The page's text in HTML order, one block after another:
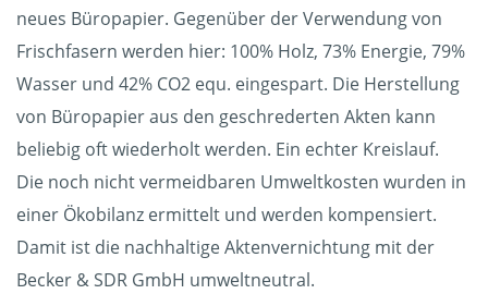
neues Büropapier. Gegenüber der Verwendung von
Frischfasern werden hier: 100% Holz, 73% Energie, 79%
Wasser und 42% CO2 equ. eingespart. Die Herstellung
von Büropapier aus den geschrederten Akten kann
beliebig oft wiederholt werden. Ein echter Kreislauf.
Die noch nicht vermeidbaren Umweltkosten wurden in
einer Ökobilanz ermittelt und werden kompensiert.
Damit ist die nachhaltige Aktenvernichtung mit der
Becker & SDR GmbH umweltneutral.